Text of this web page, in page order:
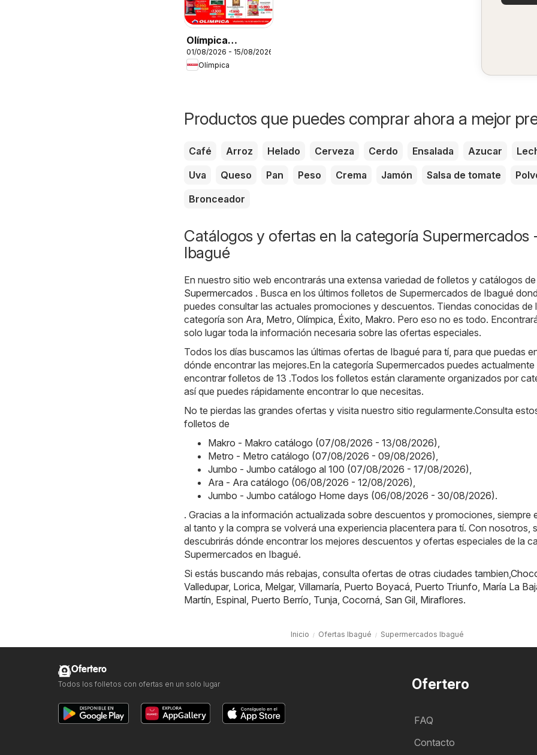
Olímpica
catálogo Más
puntos, más
01/08/2026 - 15/08/2026
Olímpica
Productos que puedes comprar ahora a mejor
Café Arroz Helado Cerveza Cerdo Ensalada Azucar
Uva
Queso Pan Peso Crema Jamón Salsa de tomate
Bronceador
Catálogos y ofertas en la categoría Supermercados
Ibagué
En nuestro sitio web encontrarás una extensa variedad de folletos y catálogos de
Supermercados . Busca en los últimos folletos de Supermercados de Ibagué
puedes consultar las actuales promociones y descuentos. Tiendas conocidas de
categoría son Ara, Metro, Olímpica, Éxito, Makro. Pero eso no es todo.
solo lugar toda la información necesaria sobre las ofertas especiales.
Todos los días buscamos las últimas ofertas de Ibagué para tí, para que puedas
dónde encontrar las mejores.En la categoría Supermercados puedes actualmente
encontrar folletos de 13 .Todos los folletos están claramente organizados por
así que puedes rápidamente encontrar lo que necesitas.
No te pierdas las grandes ofertas y visita nuestro sitio regularmente.Consulta
folletos de
Makro - Makro catálogo (07/08/2026 - 13/08/2026),
Metro - Metro catálogo (07/08/2026 - 09/08/2026),
Jumbo - Jumbo catálogo al 100 (07/08/2026 - 17/08/2026),
Ara - Ara catálogo (06/08/2026 - 12/08/2026),
Jumbo - Jumbo catálogo Home days (06/08/2026 - 30/08/2026).
. Gracias a la información actualizada sobre descuentos y promociones, siempre
al tanto y la compra se volverá una experiencia placentera para tí. Con nosotros,
descubrirás dónde encontrar los mejores descuentos y ofertas especiales de la
Supermercados en Ibagué.
Si estás buscando más rebajas, consulta ofertas de otras ciudades tambien,
Valledupar, Lorica, Melgar, Villamaría, Puerto Boyacá, Puerto Triunfo, María La
Martín, Espinal, Puerto Berrío, Tunja, Cocorná, San Gil, Miraflores.
Inicio Ofertas Ibagué Supermercados Ibagué
Ofertero
FAQ
Contacto
Ofertero
Todos los folletos con ofertas en un solo lugar